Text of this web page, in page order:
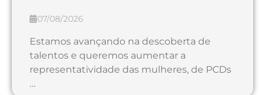
07/08/2026
Estamos avançando na descoberta de
talentos e queremos aumentar a
representatividade das mulheres, de PCDs
…